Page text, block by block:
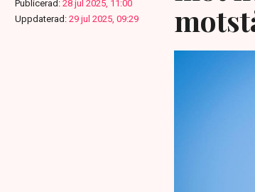
Publicerad: 28 jul 2025, 11:00
Uppdaterad: 29 jul 2025, 09:29